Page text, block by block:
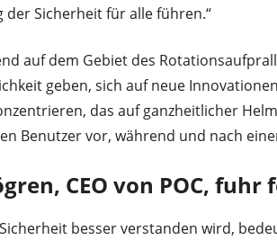
der Sicherheit für alle führen.“
auf dem Gebiet des
geben, sich auf neue
das auf ganzheitlicher
Benutzer vor, während und nach
CEO von POC, fuhr
besser verstanden wird,